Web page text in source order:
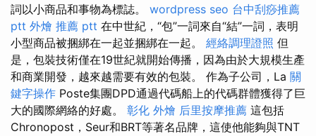
詞以小商品和事物為標誌。 wordpress seo 台中刮痧推薦
ptt 外燴 推薦 ptt 在中世紀，“包”一詞來自“結”一詞，表明
小型商品被捆綁在一起並捆綁在一起。 經絡調理證照 但
是，包裝技術僅在19世紀就開始傳播，因為由於大規模生產
和商業開發，越來越需要有效的包裝。 作為子公司，La 關
鍵字操作 Poste集團DPD通過代碼船上的代碼群體獲得了巨
大的國際網絡的好處。 彰化 外燴 后里按摩推薦 這包括
Chronopost，Seur和BRT等著名品牌，這使他能夠與TNT